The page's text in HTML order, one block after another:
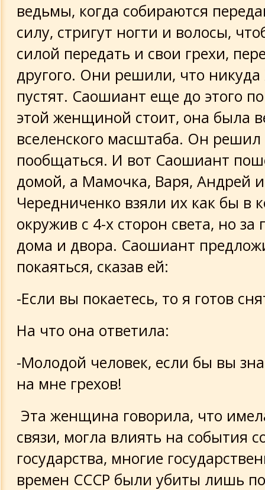
ведьмы, когда собираются
силу, стригут ногти и волосы,
силой передать и свои грехи,
другого. Они решили, что
пустят. Саошиант еще до этого
этой женщиной стоит, она была
вселенского масштаба. Он решил
пообщаться. И вот Саошиант
домой, а Мамочка, Варя, Андрей
Чередниченко взяли их как бы в
окружив с 4-х сторон света, но за
дома и двора. Саошиант
покаяться, сказав ей:
-Если вы покаетесь, то я готов
На что она ответила:
-Молодой человек, если бы вы
на мне грехов!
Эта женщина говорила, что
связи, могла влиять на события
государства, многие
времен СССР были убиты лишь